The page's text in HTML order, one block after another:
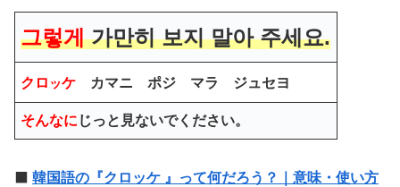
그렇게 가만히보지 말아 주세요.
クロ ッケ カマニ ポジ マラ ジュセヨ
そんなに じっと 見ないでください。
韓国語の『クロッケ 』って何だろう？｜意味・使い方